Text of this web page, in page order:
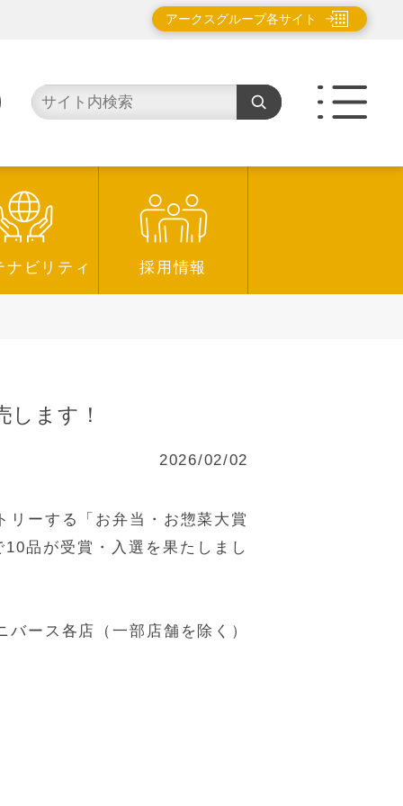
アークスグループ各サイト
ナビリティ 採用情報
ます！
2026/02/02
リーする「お弁当・お惣菜大賞
品が受賞・入選を果たしまし
ース各店（一部店舗を除く）